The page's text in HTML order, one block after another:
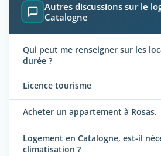
Autres discussions sur le
Catalogne
Qui peut me renseigner sur les
durée ?
Licence tourisme
Acheter un appartement à Rosas.
Logement en Catalogne, est-il
climatisation ?